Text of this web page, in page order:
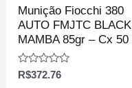
Munição Fiocchi 380
AUTO FMJTC BLACK
MAMBA 85gr – Cx 50
Avaliação
0
R$372.76